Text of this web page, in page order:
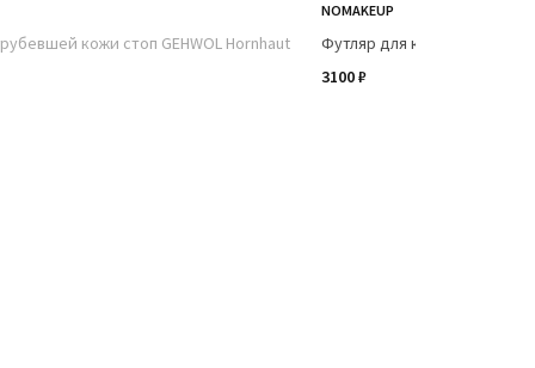
кожи стоп GEHWOL Hornhaut
NOMAKEUP
Футляр для кистей Makeup
3100 ₽